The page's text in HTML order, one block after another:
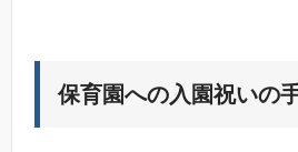
保育園への入園祝いの